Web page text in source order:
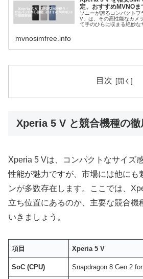
定、おすすめMVNOま
ソニーが誇るコンパクト
V」は、その高性能なカメ
て手のひらに収まる絶妙な
mvnosimfree.info
目次
Xperia 5 V と競合機種の徹
Xperia 5 Vは、コンパクトなサイズ
性能が魅力ですが、市場には他にも
ンが多数存在します。ここでは、
立ち位置にあるのか、主要な競合機
いきましょう。
項目 Xperia 5 V
SoC (CPU) Snapdragon 8 Gen 2